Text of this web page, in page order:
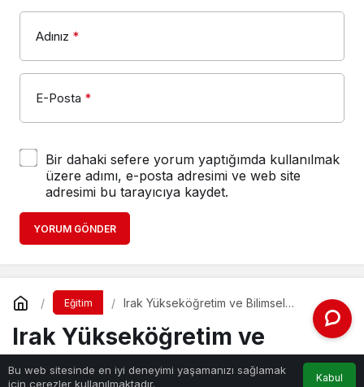
Adınız *
E-Posta *
Bir dahaki sefere yorum yaptığımda kullanılmak
üzere adımı, e-posta adresimi ve web site
adresimi bu tarayıcıya kaydet.
YORUM GÖNDER
Eğitim
Irak Yükseköğretim ve Bilimsel
Rektör Ünüvar’a Ziyaret
Irak Yükseköğretim ve
Bilimsel Araştırmalar Bakanı
Bu web sitesinde en iyi deneyimi yaşamanızı sağlamak
için çerezler kullanılmaktadır.
Kabul